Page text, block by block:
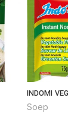
INDOMI
Soep